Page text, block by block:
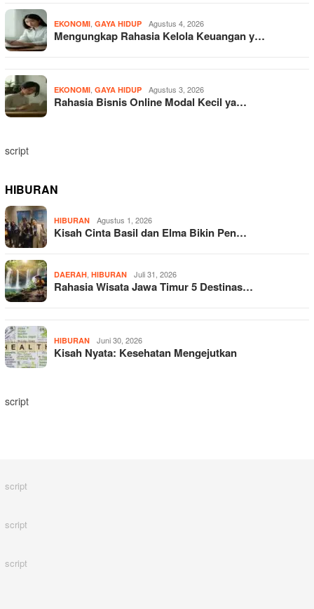
EKONOMI GAYA HIDUP Agustus 4, 2026
Mengungkap Rahasia Kelola Keuangan y…
EKONOMI GAYA HIDUP Agustus 3, 2026
Rahasia Bisnis Online Modal Kecil ya…
script
HIBURAN
HIBURAN Agustus 1, 2026
Kisah Cinta Basil dan Elma Bikin Pen…
DAERAH HIBURAN Juli 31, 2026
Rahasia Wisata Jawa Timur 5 Destinas…
HIBURAN Juni 30, 2026
Kisah Nyata: Kesehatan Mengejutkan
script
script
script
script